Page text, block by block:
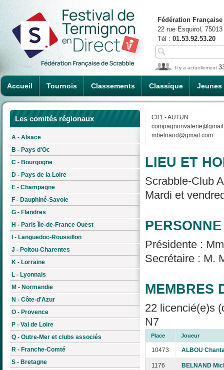
Accueil Tournois Classements Classique Jeunes
Fédération
22 rue Esquirol,
Tél : 01.53.92.53.20
Il y a actuellement
Les comités régionaux
A - Alsace
B - Pays d'Oc
C - Bourgogne
D - Pays de la Loire
E - Champagne
F - Dauphiné-Savoie
G - Flandres
H - Paris Île-de-France Ouest
I - Languedoc-Roussillon
J - Poitou-Charentes
K - Lorraine
L - Lyonnais
M - Normandie
N - Côte-d'Azur
O - Provence
P - Val de Loire
Q - Outre-Mer et clubs associés
R - Franche-Comté
S - Bretagne
C01 - AUTUN
mbelnand@gmail.com
LIEU ET
Scrabble-Club
Mardi et
Présidente :
Secrétaire : M.
MEMBRES
22 licencié(e)s
N7
Place Joueur
10473 ALBOU
1176 BELNAND